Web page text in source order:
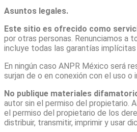
Asuntos legales.
Este sitio es ofrecido como
por otras personas. Renunciamos a
incluye todas las garantías
En ningún caso ANPR México será
surjan de o en conexión con el uso
No publique materiales
autor sin el permiso del propietario.
el permiso del propietario de los
distribuir, transmitir, imprimir y usar